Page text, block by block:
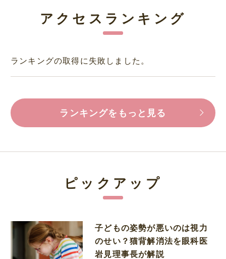
アクセスランキング
ランキングの取得に失敗しました。
ランキングをもっと見る
ピックアップ
子どもの姿勢が悪いのは視力
のせい？猫背解消法を眼科医
岩見理事長が解説